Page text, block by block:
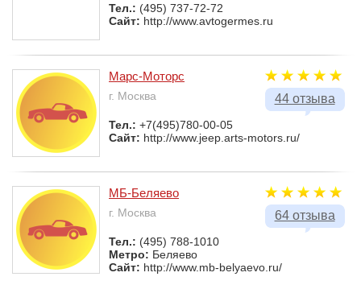
Тел.: (495) 737-72-72
Сайт: http://www.avtogermes.ru
44 отзыва
Марс-Моторс
г. Москва
Тел.: +7(495)780-00-05
Сайт: http://www.jeep.arts-motors.ru/
64 отзыва
МБ-Беляево
г. Москва
Тел.: (495) 788-1010
Метро: Беляево
Сайт: http://www.mb-belyaevo.ru/